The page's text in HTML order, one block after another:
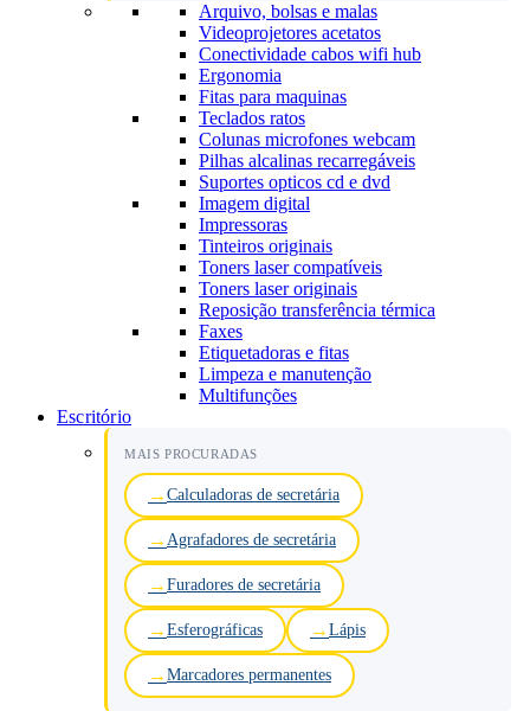
Arquivo, bolsas e malas
Videoprojetores acetatos
Conectividade cabos wifi hub
Ergonomia
Fitas para maquinas
Teclados ratos
Colunas microfones webcam
Pilhas alcalinas recarregáveis
Suportes opticos cd e dvd
Imagem digital
Impressoras
Tinteiros originais
Toners laser compatíveis
Toners laser originais
Reposição transferência térmica
Faxes
Etiquetadoras e fitas
Limpeza e manutenção
Multifunções
Escritório
MAIS PROCURADAS
Calculadoras de secretária
Agrafadores de secretária
Furadores de secretária
Esferográficas Lápis
Marcadores permanentes